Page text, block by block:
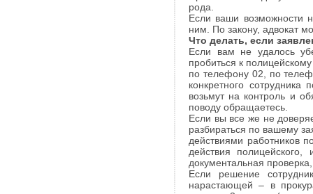
рода.
Если ваши возможности
ним. По закону, адвокат
Что делать, если
Если вам не удалось
пробиться к
по телефону 02, по
конкретного
возьмут на контроль и
поводу обращаетесь.
Если вы все же не
разбираться по вашему
действиями работников
действия
документальная
Если решение
нарастающей – в